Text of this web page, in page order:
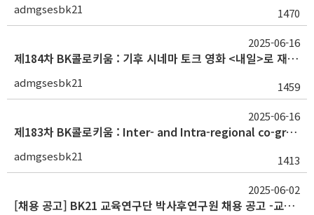
admgsesbk21 1470
제184차 BK콜로키움 : 기후 시네마 토크 영화 <내일>로 재생에너지 이해하기(김 민 대표 / (사)빅 웨이브)
admgsesbk21 1459
2025-06-16
제183차 BK콜로키움 : Inter- and Intra-regional co-growth on shared tourism resources(임재원 교수 / University of Nevada)
admgsesbk21 1413
2025-06-16
[채용 공고] BK21 교육연구단 박사후연구원 채용 공고 -교통학(재공고)
2025-06-02